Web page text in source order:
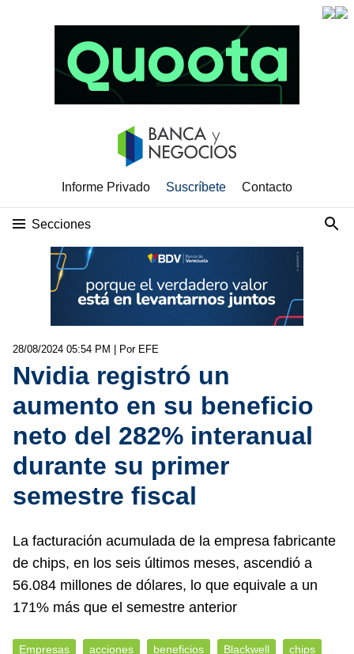
Informe Privado Suscríbete Contacto
Secciones
28/08/2024 05:54 PM | Por EFE
Nvidia registró un
aumento en su beneficio
neto del 282% interanual
durante su primer
semestre fiscal
La facturación acumulada de la empresa fabricante
de chips, en los seis últimos meses, ascendió a
56.084 millones de dólares, lo que equivale a un
171% más que el semestre anterior
Empresas acciones beneficios Blackwell chips